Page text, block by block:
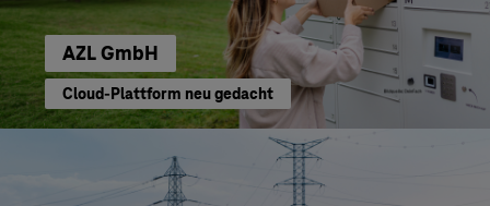
AZL GmbH
Cloud-Plattform neu gedacht